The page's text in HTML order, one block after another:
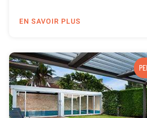
EN SAVOIR PLUS